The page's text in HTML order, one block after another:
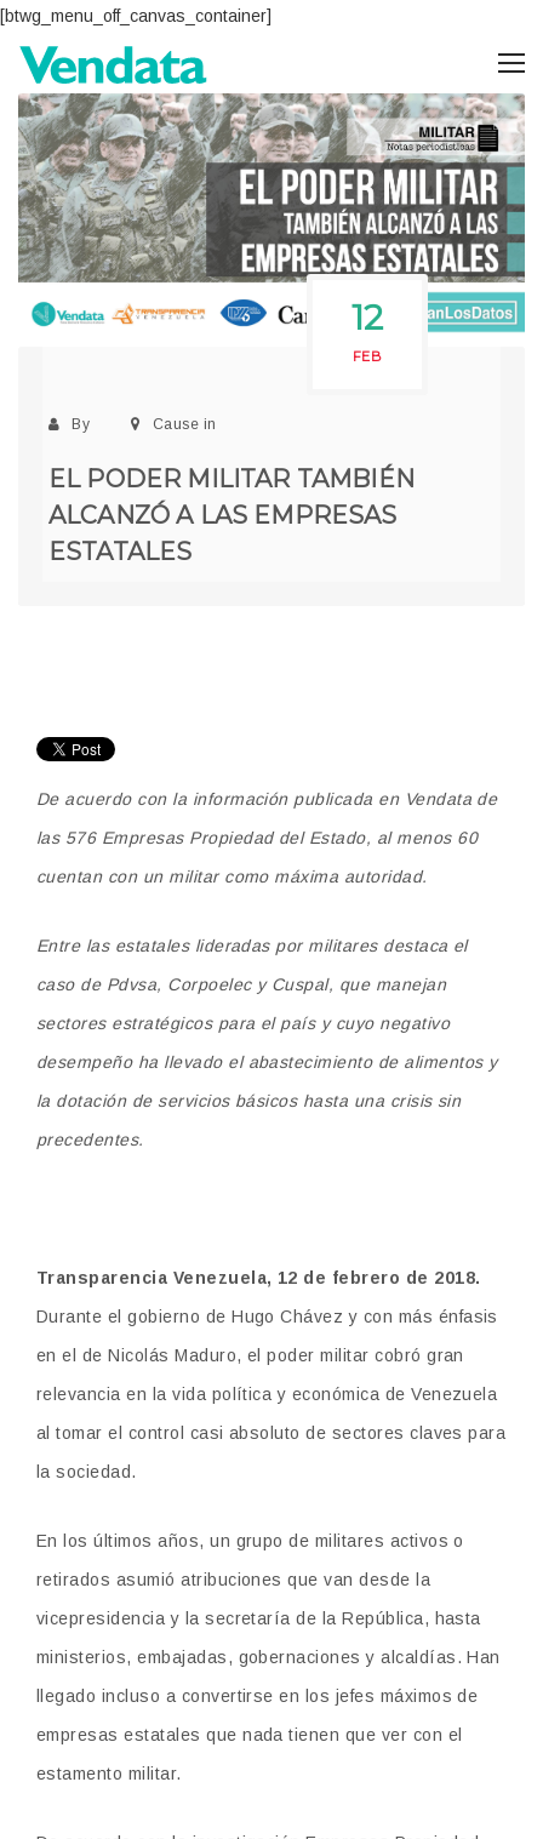
[btwg_menu_off_canvas_container]
12
FEB
By Cause in
EL PODER MILITAR TAMBIÉN
ALCANZÓ A LAS EMPRESAS
ESTATALES
De acuerdo con la información publicada en Vendata de
las 576 Empresas Propiedad del Estado, al menos 60
cuentan con un militar como máxima autoridad.
Entre las estatales lideradas por militares destaca el
caso de Pdvsa, Corpoelec y Cuspal, que manejan
sectores estratégicos para el país y cuyo negativo
desempeño ha llevado el abastecimiento de alimentos y
la dotación de servicios básicos hasta una crisis sin
precedentes.
Transparencia Venezuela, 12 de febrero de 2018.
Durante el gobierno de Hugo Chávez y con más énfasis
en el de Nicolás Maduro, el poder militar cobró gran
relevancia en la vida política y económica de Venezuela
al tomar el control casi absoluto de sectores claves para
la sociedad.
En los últimos años, un grupo de militares activos o
retirados asumió atribuciones que van desde la
vicepresidencia y la secretaría de la República, hasta
ministerios, embajadas, gobernaciones y alcaldías. Han
llegado incluso a convertirse en los jefes máximos de
empresas estatales que nada tienen que ver con el
estamento militar.